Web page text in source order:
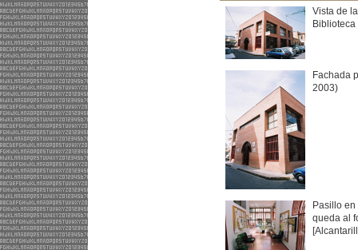
Vista de
Fachada
2003)
Pasillo
queda al